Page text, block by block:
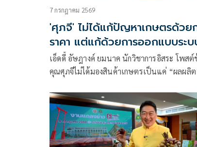
7 กรกฎาคม 2569
'ศุภจี' ไม่ได้แก้ปัญหาเกษตรด้วย
ราคา แต่แก้ด้วยการออกแบบระบ
ใหม่
เอ็ดดี้ อัษฎางค์ ยมนาค นักวิชาการอิสระ โพสต์
คุณศุภจีไม่ได้มองสินค้าเกษตรเป็นแค่ “ผลผลิ